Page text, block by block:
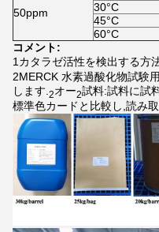
50ppm
30°C
45°C
60°C
コメント:
1カタラゼ活性を検出する方
2MERCK 水素過酸化物試験
します. 2オー2試料:試料に試
標準色カードと比較し,読み